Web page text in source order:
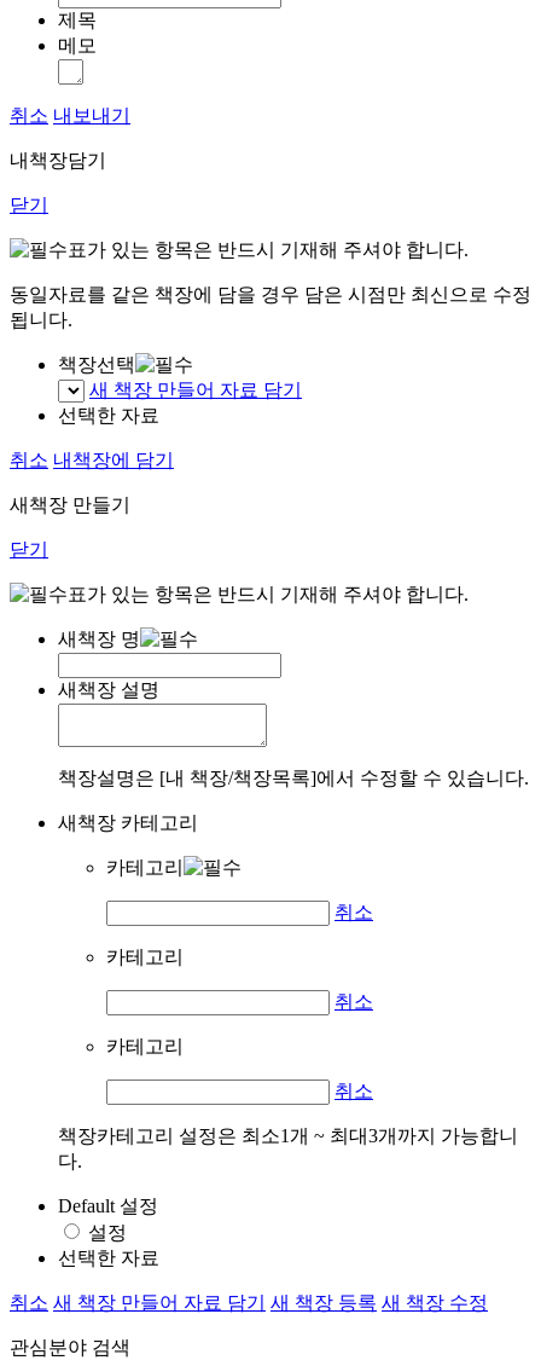
제목
메모
취소 내보내기
내책장담기
닫기
표가 있는 항목은 반드시 기재해 주셔야 합니다.
동일자료를 같은 책장에 담을 경우 담은 시점만 최신으로 수정
됩니다.
책장선택
새 책장 만들어 자료 담기
선택한 자료
취소 내책장에 담기
새책장 만들기
닫기
표가 있는 항목은 반드시 기재해 주셔야 합니다.
새책장 명
새책장 설명
책장설명은 [내 책장/책장목록]에서 수정할 수 있습니다.
새책장 카테고리
카테고리
취소
카테고리
취소
카테고리
취소
책장카테고리 설정은 최소1개 ~ 최대3개까지 가능합니
다.
Default 설정
설정
선택한 자료
취소 새 책장 만들어 자료 담기 새 책장 등록 새 책장 수정
관심분야 검색